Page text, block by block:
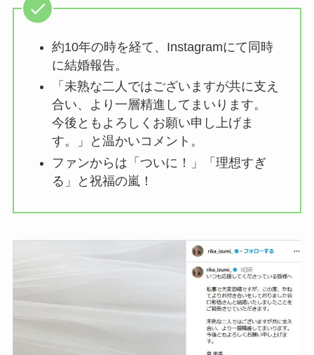
約10年の時を経て、Instagramにて同時
に結婚報告。
「未熟な二人ではございますが共に支え
合い、より一層精進してまいります。
今後ともよろしくお願い申し上げま
す。」と温かいコメント。
ファンからは「ついに！」「理想すぎ
る」と祝福の嵐！